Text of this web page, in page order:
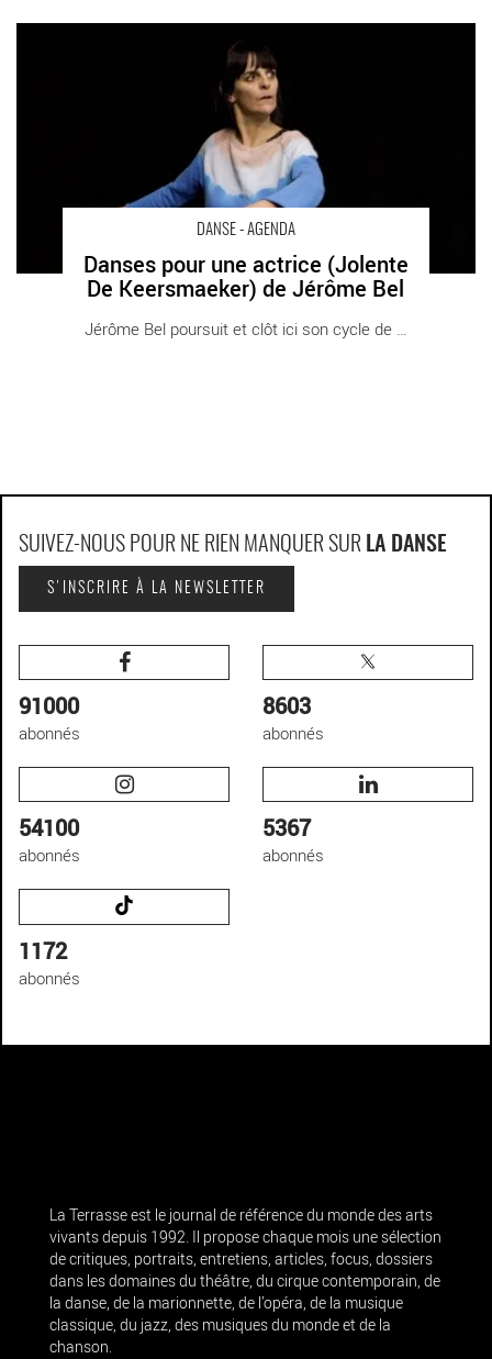
DANSE - AGENDA
Danses pour une actrice (Jolente
De Keersmaeker) de Jérôme Bel
Jérôme Bel poursuit et clôt ici son cycle de [...]
Bel - Critique sortie Danse Paris Théâtre de la Bastille
SUIVEZ-NOUS POUR NE RIEN MANQUER SUR LA DANSE
S'INSCRIRE À LA NEWSLETTER
91000
abonnés
8603
abonnés
54100
abonnés
5367
abonnés
1172
abonnés
La Terrasse est le journal de référence du monde des arts
vivants depuis 1992. Il propose chaque mois une sélection
de critiques, portraits, entretiens, articles, focus, dossiers
dans les domaines du théâtre, du cirque contemporain, de
la danse, de la marionnette, de l’opéra, de la musique
classique, du jazz, des musiques du monde et de la
chanson.